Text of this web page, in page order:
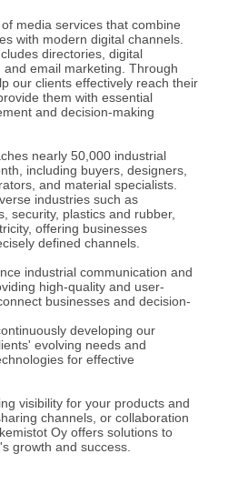
media services that combine
with modern digital channels.
directories, digital
email marketing. Through
our clients effectively reach their
them with essential
and decision-making
nearly 50,000 industrial
including buyers, designers,
and material specialists.
industries such as
security, plastics and rubber,
offering businesses
defined channels.
industrial communication and
high-quality and user-
businesses and decision-
developing our
evolving needs and
for effective
visibility for your products and
channels, or collaboration
Oy offers solutions to
growth and success.